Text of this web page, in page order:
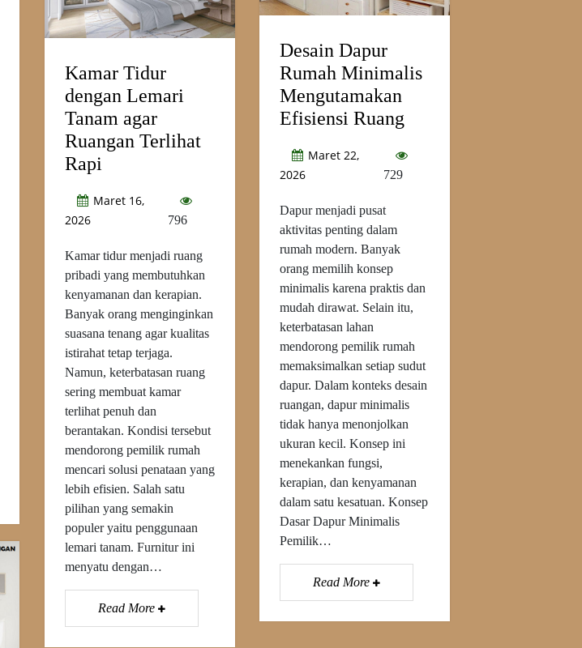
Desain Dapur
Rumah Minimalis
Mengutamakan
Efisiensi Ruang
Maret 22,
2026
729
Dapur menjadi pusat
aktivitas penting dalam
rumah modern. Banyak
orang memilih konsep
minimalis karena praktis dan
mudah dirawat. Selain itu,
keterbatasan lahan
mendorong pemilik rumah
memaksimalkan setiap sudut
dapur. Dalam konteks desain
ruangan, dapur minimalis
tidak hanya menonjolkan
ukuran kecil. Konsep ini
menekankan fungsi,
kerapian, dan kenyamanan
dalam satu kesatuan. Konsep
Dasar Dapur Minimalis
Pemilik…
Read More
Kamar Tidur
dengan Lemari
Tanam agar
Ruangan Terlihat
Rapi
Maret 16,
2026
796
Kamar tidur menjadi ruang
pribadi yang membutuhkan
kenyamanan dan kerapian.
Banyak orang menginginkan
suasana tenang agar kualitas
istirahat tetap terjaga.
Namun, keterbatasan ruang
sering membuat kamar
terlihat penuh dan
berantakan. Kondisi tersebut
mendorong pemilik rumah
mencari solusi penataan yang
lebih efisien. Salah satu
pilihan yang semakin
populer yaitu penggunaan
lemari tanam. Furnitur ini
menyatu dengan…
Read More